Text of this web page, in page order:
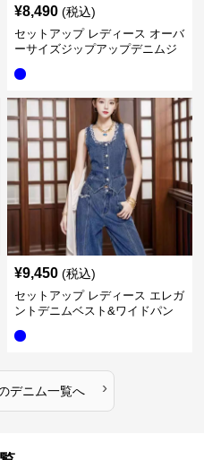
¥8,490 (税込)
セットアップ レディース オーバ
ーサイズジップアップデニムジ
¥9,450 (税込)
セットアップ レディース エレガ
ントデニムベスト&ワイドパン
デニム一覧へ ›